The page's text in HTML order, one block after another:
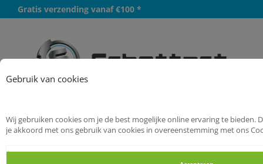
Gebruik van cookies
Wij gebruiken cookies om je de best mogelijke online ervaring te bieden.
je akkoord met ons gebruik van cookies in overeenstemming met ons
Gratis verzending vanaf €100 *
Startpagina
Bevestigingsmaterialen